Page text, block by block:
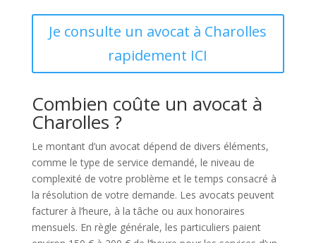
Je consulte un avocat à Charolles
rapidement ICI
Combien coûte un avocat à
Charolles ?
Le montant d’un avocat dépend de divers éléments,
comme le type de service demandé, le niveau de
complexité de votre problème et le temps consacré à
la résolution de votre demande. Les avocats peuvent
facturer à l’heure, à la tâche ou aux honoraires
mensuels. En règle générale, les particuliers paient